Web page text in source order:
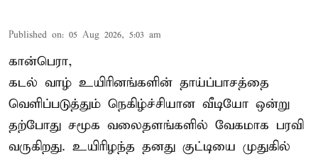
Published on: 05 Aug 2026, 5:03 am
கான்பெரா,
கடல் வாழ் உயிரினங்களின் தாய்ப்பாசத்தை
வெளிப்படுத்தும் நெகிழ்ச்சியான வீடியோ ஒன்று
தற்போது சமூக வலைதளங்களில் வேகமாக பரவி
வருகிறது. உயிரிழந்த தனது குட்டியை முதுகில்